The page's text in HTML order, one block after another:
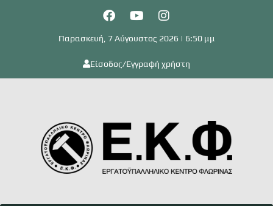
Παρασκευή, 7 Αύγουστος 2026 | 6:50 μμ
Είσοδος/Εγγραφή χρήστη